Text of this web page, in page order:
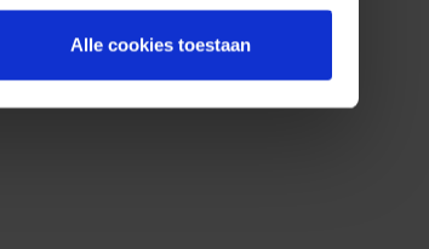
Alle cookies toestaan